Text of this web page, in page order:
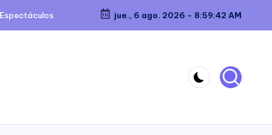
Espectáculos jue., 6 ago. 2026 - 8:59:43 AM